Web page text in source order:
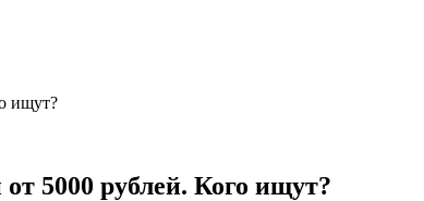
ищут?
5000 рублей. Кого ищут?